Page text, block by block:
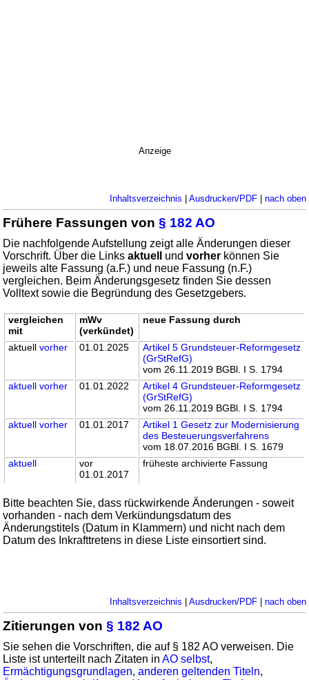
Anzeige
Inhaltsverzeichnis | Ausdrucken/PDF| nach oben
Frühere Fassungen von§ 182 AO
Die nachfolgende Aufstellung zeigt alle Änderungen dieser
Vorschrift. Über die Linksaktuell undvorher können Sie
jeweils alte Fassung (a.F.) und neue Fassung (n.F.)
vergleichen. Beim Änderungsgesetz finden Sie dessen
Volltext sowie die Begründung des Gesetzgebers.
vergleichen
mit
mWv
(verkündet)
neue Fassung durch
aktuellvorher 01.01.2025
Artikel 5 Grundsteuer-Reformgesetz
(GrStRefG)
vom 26.11.2019 BGBl. I S. 1794
aktuell vorher 01.01.2022
Artikel 4 Grundsteuer-Reformgesetz
(GrStRefG)
vom 26.11.2019 BGBl. I S. 1794
aktuell vorher 01.01.2017
Artikel 1 Gesetz zur Modernisierung
des Besteuerungsverfahrens
vom 18.07.2016 BGBl. I S. 1679
aktuell
vor
01.01.2017
früheste archivierte Fassung
Bitte beachten Sie, dass rückwirkende Änderungen - soweit
vorhanden - nach dem Verkündungsdatum des
Änderungstitels (Datum in Klammern) und nicht nach dem
Datum des Inkrafttretens in diese Liste einsortiert sind.
Inhaltsverzeichnis | Ausdrucken/PDF| nach oben
Zitierungen von§ 182 AO
Sie sehen die Vorschriften, die auf § 182 AO verweisen. Die
Liste ist unterteilt nach Zitaten inAO selbst,
Ermächtigungsgrundlagen,anderen geltenden Titeln,